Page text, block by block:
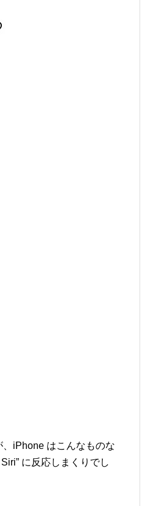
iPhone はこんなものな
に反応しまくりでし